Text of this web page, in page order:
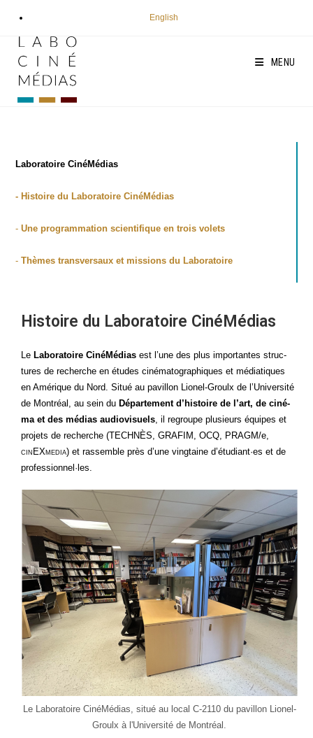
contenu
English
MENU
Labo­ra­toire Ciné­Mé­dias
- His­toire du Labo­ra­toire Ciné­Mé­dias
-Une pro­gram­ma­tion scien­ti­fique en trois volets
-Thèmes trans­ver­saux et mis­sions du Laboratoire
Histoire du Laboratoire CinéMédias
Le Labo­ra­toire Ciné­Mé­dias est l’une des plus impor­tantes struc­
tures de recherche en études ciné­ma­to­gra­phiques et média­tiques
en Amé­rique du Nord. Situé au pavillon Lio­nel-Groulx de l’Université
de Mont­réal, au sein du Dépar­te­ment d’histoire de l’art, de ciné­
ma et des médias audio­vi­suels, il regroupe plu­sieurs équipes et
pro­jets de recherche (TECHNÈS, GRAFIM, OCQ, PRAGM/e,
cin EXmedia) et ras­semble près d’une ving­taine d’étudiant·es et de
professionnel·les.
Le Labo­ra­toire Ciné­Mé­dias, situé au local C-2110 du pavillon Lio­nel-
Groulx à l'Université de Montréal.